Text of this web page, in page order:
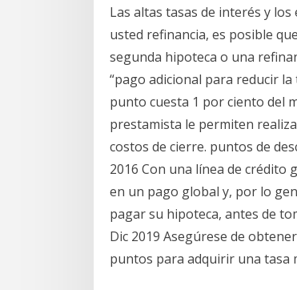
Las altas tasas de interés y
usted refinancia, es posible
segunda hipoteca o una
“pago adicional para reducir
punto cuesta 1 por ciento del
prestamista le permiten
costos de cierre. puntos de
2016 Con una línea de crédito
en un pago global y, por lo
pagar su hipoteca, antes de
Dic 2019 Asegúrese de
puntos para adquirir una tasa